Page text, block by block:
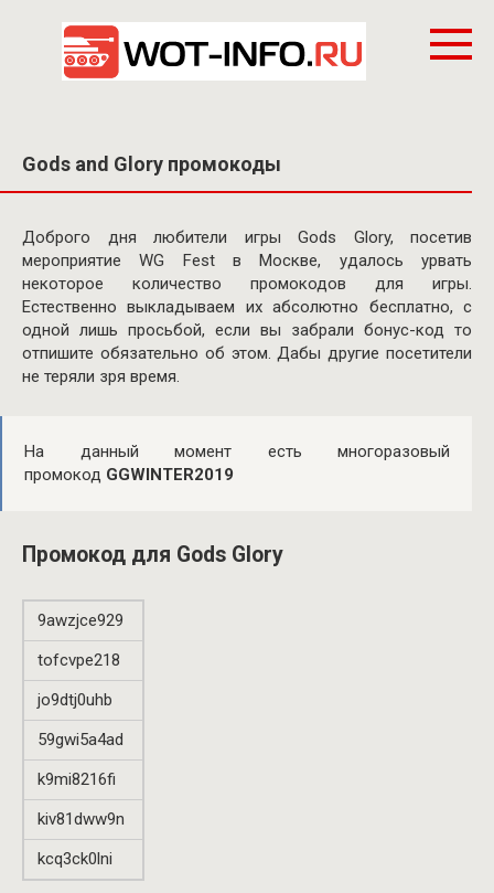
контенту
Gods and Glory промокоды
Доброго дня любители игры Gods Glory, посетив
мероприятие WG Fest в Москве, удалось урвать
некоторое количество промокодов для игры.
Естественно выкладываем их абсолютно бесплатно, с
одной лишь просьбой, если вы забрали бонус-код то
отпишите обязательно об этом. Дабы другие посетители
не теряли зря время.
На данный момент есть многоразовый
промокод GGWINTER2019
Промокод для Gods Glory
9awzjce929
tofcvpe218
jo9dtj0uhb
59gwi5a4ad
k9mi8216fi
kiv81dww9n
kcq3ck0lni